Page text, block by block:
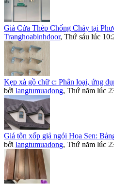
Giá Cửa Thép Chống Cháy tại
Tranghoabinhdoor, Thứ sáu lúc
Kẹp xà gồ chữ c: Phân loại, ứng
bởi langtumuadong, Thứ năm lúc
Giá tôn xốp giả ngói Hoa Sen:
bởi langtumuadong, Thứ năm lúc